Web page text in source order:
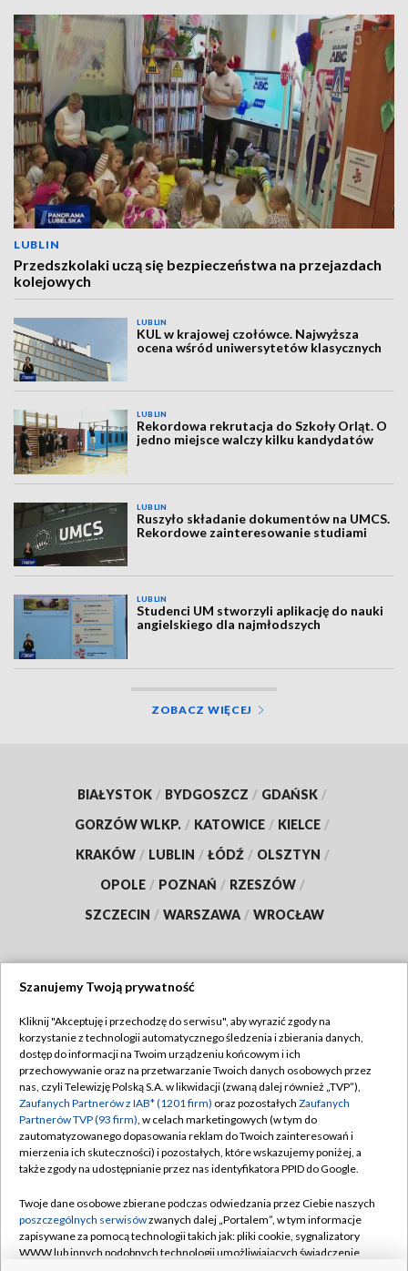
LUBLIN
Przedszkolaki uczą się bezpieczeństwa na przejazdach
kolejowych
LUBLIN
KUL w krajowej czołówce. Najwyższa
ocena wśród uniwersytetów klasycznych
LUBLIN
Rekordowa rekrutacja do Szkoły Orląt. O
jedno miejsce walczy kilku kandydatów
LUBLIN
Ruszyło składanie dokumentów na UMCS.
Rekordowe zainteresowanie studiami
LUBLIN
Studenci UM stworzyli aplikację do nauki
angielskiego dla najmłodszych
ZOBACZ WIĘCEJ
BIAŁYSTOK / BYDGOSZCZ / GDAŃSK /
GORZÓW WLKP. / KATOWICE / KIELCE /
KRAKÓW / LUBLIN / ŁÓDŹ / OLSZTYN /
OPOLE / POZNAŃ / RZESZÓW /
SZCZECIN / WARSZAWA / WROCŁAW
TVP
Abonament TVP
Emisja w TVP
Centrum informacji TVP
Naziemna Telewizja Cyfrowa
Rada Programowa
System NOS
Regulamin TVP
Polityka prywatności
Moje zgody
Pomoc
Kontakt
Szanujemy Twoją prywatność
Kliknij "Akceptuję i przechodzę do serwisu", aby wyrazić zgody na
korzystanie z technologii automatycznego śledzenia i zbierania danych,
dostęp do informacji na Twoim urządzeniu końcowym i ich
przechowywanie oraz na przetwarzanie Twoich danych osobowych przez
nas, czyli Telewizję Polską S.A. w likwidacji (zwaną dalej również „TVP”),
Zaufanych Partnerów z IAB* (1201 firm) oraz pozostałych Zaufanych
Partnerów TVP (93 firm), w celach marketingowych (w tym do
zautomatyzowanego dopasowania reklam do Twoich zainteresowań i
mierzenia ich skuteczności) i pozostałych, które wskazujemy poniżej, a
także zgody na udostępnianie przez nas identyfikatora PPID do Google.
Twoje dane osobowe zbierane podczas odwiedzania przez Ciebie naszych
poszczególnych serwisówzwanych dalej „Portalem”, w tym informacje
zapisywane za pomocą technologii takich jak: pliki cookie, sygnalizatory
WWW lub innych podobnych technologii umożliwiających świadczenie